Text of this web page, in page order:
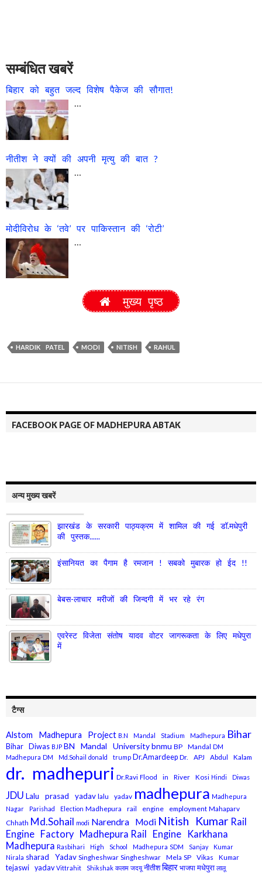
सम्बंधित खबरें
बिहार को बहुत जल्द विशेष पैकेज की सौगात!
नीतीश ने क्यों की अपनी मृत्यु की बात ?
…
मोदीविरोध के ‘तवे’ पर पाकिस्तान की ‘रोटी’
…
मुख्य पृष्ठ
HARDIK PATEL MODI NITISH RAHUL
FACEBOOK PAGE OF MADHEPURA ABTAK
अन्य मुख्य खबरें
झारखंड के सरकारी पाठ्यक्रम में शामिल की गई डॉ.मधेपुरी
की पुस्तक......
इंसानियत का पैगाम है रमजान ! सबको मुबारक हो ईद !!
बेबस-लाचार मरीजों की जिन्दगी में भर रहे रंग
एवरेस्ट विजेता संतोष यादव वोटर जागरूकता के लिए मधेपुरा
में
टैग्स
Alstom Madhepura Project B.N Mandal Stadium Madhepura Bihar
Bihar Diwas BJP BN Mandal Universitybnmu BP Mandal DM
Madhepura DM Md.Sohail donald trump Dr.Amardeep Dr. APJ Abdul Kalam
dr. madhepuri Dr.Ravi Flood in River Kosi Hindi Diwas
JDU Lalu prasad yadav lalu yadav madhepura Madhepura
Nagar Parishad Election Madhepura rail engine employment Mahaparv
Chhath Md.Sohail modi Narendra Modi Nitish Kumar Rail
Engine Factory Madhepura Rail Engine Karkhana
Madhepura Rasbihari High School Madhepura SDM Sanjay Kumar
Nirala sharad Yadav Singheshwar Singheshwar Mela SP Vikas Kumar
tejaswi yadav Vittrahit Shikshak कलाम जदयू नीतीश बिहार भाजपा मधेपुरा लालू